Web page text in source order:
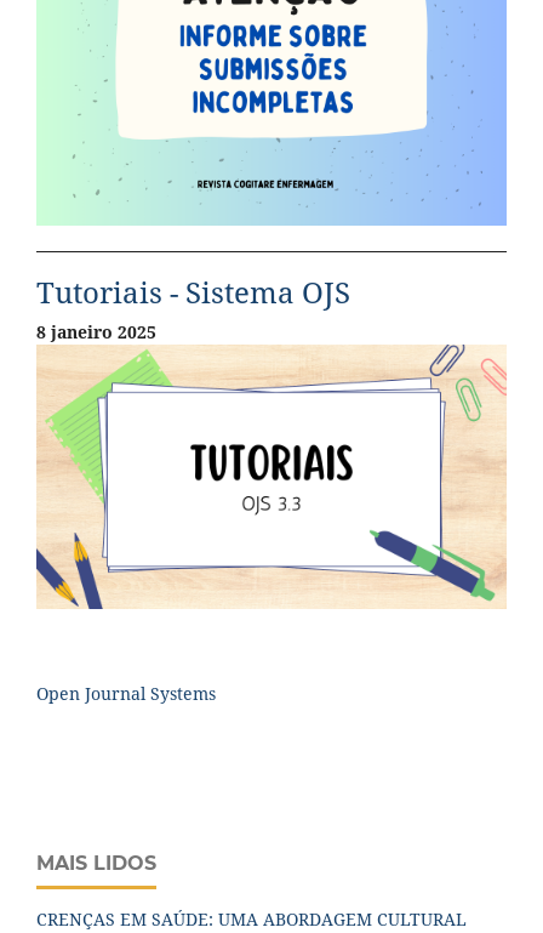
Tutoriais - Sistema OJS
8 janeiro 2025
Open Journal Systems
MAIS LIDOS
CRENÇAS EM SAÚDE: UMA ABORDAGEM CULTURAL